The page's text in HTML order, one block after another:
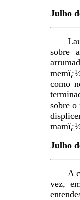
Julho
sobre
como
sobre o
Julho
A
vez,